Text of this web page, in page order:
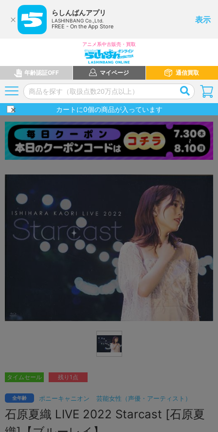
らしんばんアプリ
LASHINBANG Co.,Ltd.
FREE - On the App Store
表示
アニメ系中古販売・買取
年齢認証OFF マイページ 通信買取
カートに0個の商品が入っています
ポニーキャニオン 芸能女性（声優・アーティスト）
全年齢
石原夏織 LIVE 2022 Starcast [石原夏
タイムセール 残り1点